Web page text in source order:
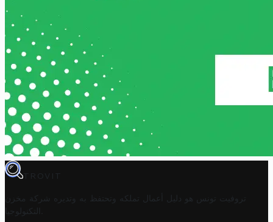
TROVIT
تروفيت تونس هو دليل أعمال تملكه وتحتفظ به وتديره
شركة مخزن
التكنولوجيا